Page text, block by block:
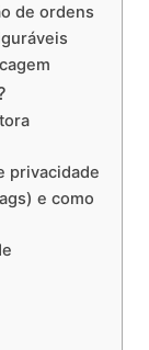
de ordens
privacidade
e como